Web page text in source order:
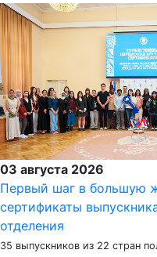
03 августа 2026
Первый шаг в большую
сертификаты
отделения
35 выпускников из 22 стран